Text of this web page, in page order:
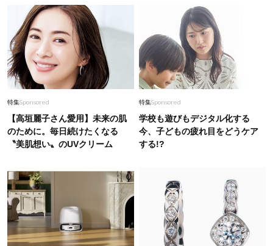
特集Sponsored
【高垣麗子さん愛用】未来の肌
のために。毎日続けたくなる
〝美肌想い〟のUVクリーム
特集Sponsored
学校も遊びもデジタル化する
今、子どもの疲れ目をどうケア
する!?